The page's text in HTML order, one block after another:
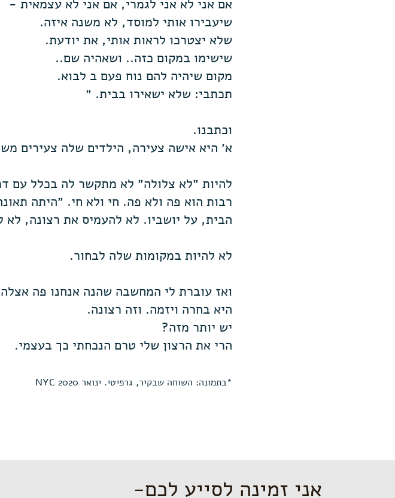
אם אני לא אני לגמרי, אם אני לא עצמאית -
שיעבירו אותי למוסד, לא משנה איזה.
שלא יצטרכו לראות אותי, את יודעת.
שישימו במקום כזה.. ושאהיה שם..
מקום שיהיה להם נוח פעם ב לבוא.
תכתבי: שלא ישאירו בבית. ״
וכתבנו.
א׳ היא אישה צעירה, הילדים שלה צעירים
להיות ״לא צלולה״ לא מתקשר לה בכלל עם
הבית, על יושביו. לא להעמיס את רצונה,
לא להיות במקומות שלה לבחור.
ואז עוברת לי המחשבה שהנה אנחנו פה
היא בחרה ויזמה. וזה רצונה.
יש יותר מזה?
הרי את הרצון שלי טרם הנכחתי כך בעצמי.
*בתמונה: השוחה שבקיר, גרפיטי. ינואר 2020 NYC
אני זמינה לסייע לכם-